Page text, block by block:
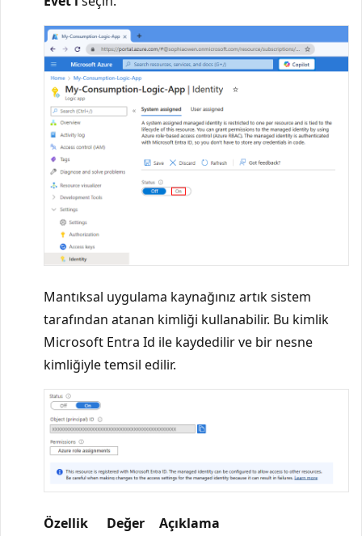
Mantıksal uygulama kaynağınız artık sistem
tarafından atanan kimliği kullanabilir. Bu kimlik
Microsoft Entra Id ile kaydedilir ve bir nesne
kimliğiyle temsil edilir.
Özellik Değer Açıklama